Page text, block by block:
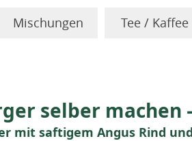
Mischungen Tee / Kaffee
selber machen
mit saftigem Angus Rind